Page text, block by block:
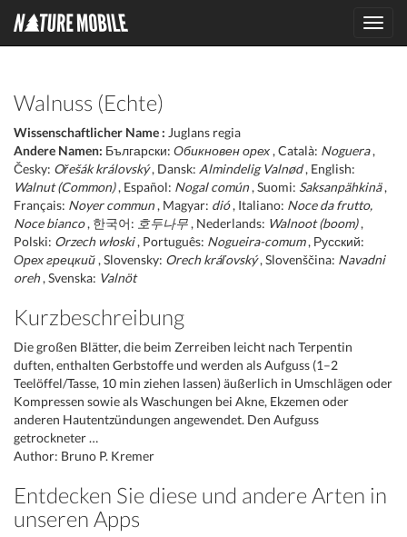
Walnuss (Echte)
Wissenschaftlicher Name : Juglans regia
Andere Namen: Български: Обикновен орех , Català: Noguera,
Česky: Ořešák královský, Dansk: Almindelig Valnød, English:
Walnut (Common), Español: Nogal común, Suomi: Saksanpähkinä,
Français: Noyer commun, Magyar: dió, Italiano: Noce da frutto,
Noce bianco, 한국어: 호두나무 , Nederlands: Walnoot (boom),
Polski: Orzech włoski, Português: Nogueira-comum, Русский:
Орех грецкий , Slovensky: Orech kráľovský, Slovenščina: Navadni
oreh, Svenska: Valnöt
Kurzbeschreibung
Die großen Blätter, die beim Zerreiben leicht nach Terpentin
duften, enthalten Gerbstoffe und werden als Aufguss (1–2
Teelöffel/Tasse, 10 min ziehen lassen) äußerlich in Umschlägen oder
Kompressen sowie als Waschungen bei Akne, Ekzemen oder
anderen Hautentzündungen angewendet. Den Aufguss
getrockneter …
Author: Bruno P. Kremer
Entdecken Sie diese und andere Arten in
unseren Apps